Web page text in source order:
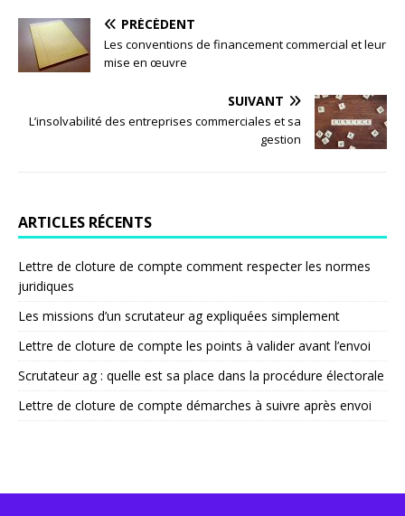
PRÉCÉDENT
Les conventions de financement commercial et leur
mise en œuvre
SUIVANT
L’insolvabilité des entreprises commerciales et sa
gestion
ARTICLES RÉCENTS
Lettre de cloture de compte comment respecter les normes
juridiques
Les missions d’un scrutateur ag expliquées simplement
Lettre de cloture de compte les points à valider avant l’envoi
Scrutateur ag : quelle est sa place dans la procédure électorale
Lettre de cloture de compte démarches à suivre après envoi